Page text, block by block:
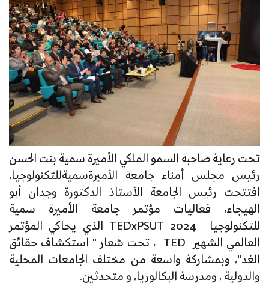
تحت رعاية صاحبة السمو الملكي الأميرة سمية بنت الحسن
رئيس مجلس أمناء جامعة الأميرةسميةللتكنولوجيا،
افتتحت رئيس الجامعة الأستاذ الدكتورة وجدان أبو
الهيجاء، فعاليات مؤتمر جامعة الأميرة سمية
للتكنولوجيا TEDxPSUT 2024 الذي يحاكي المؤتمر
العالمي الشهير TED ، تحت شعار " استكشاف حقائق
الغد"، وبمشاركة واسعة من مختلف الجامعات المحلية
والدولية ، ومدرسة البكالوريا، و متحدثين.